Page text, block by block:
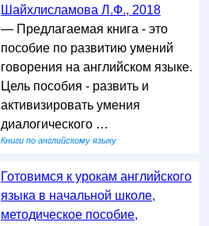
Шайхлисламова Л.Ф., 2018
— Предлагаемая книга - это
пособие по развитию умений
говорения на английском языке.
Цель пособия - развить и
активизировать умения
диалогического …
Книги по английскому языку
Готовимся к урокам английского
языка в начальной школе,
методическое пособие,